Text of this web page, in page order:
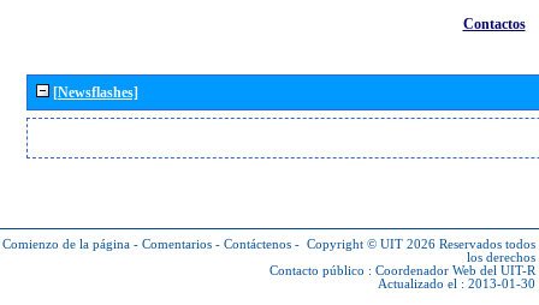
Contactos
[Newsflashes]
Comienzo de la página - Comentarios - Contáctenos - Copyright © UIT 2026 Reservados todos
los derechos
Contacto público : Coordenador Web del UIT-R
Actualizado el : 2013-01-30